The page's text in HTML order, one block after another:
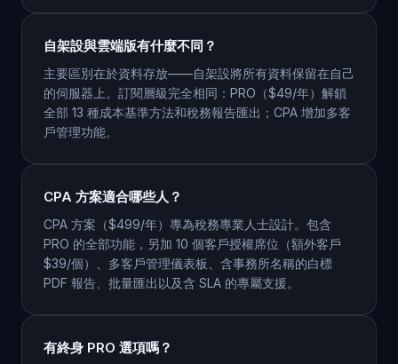
自架設與雲端版有什麼不同？
主要區別在於資料存放——自架設將所有資料保留在自己
的伺服器上。訂閱層級完全相同：PRO（$49/年）解鎖
全部 13 種成本基準方法和稅務報告匯出；CPA 增加多客
戶管理功能。
CPA 方案適合哪些人？
CPA 方案（$499/年）專為稅務專業人士設計。包含
PRO 的全部功能，另加 10 個客戶授權席位（額外客戶
$39/個）、多客戶管理儀表板、含事務所名稱的白標
PDF 報告、批量匯出以及含 SLA 的專屬支援。
有終身 PRO 選項嗎？